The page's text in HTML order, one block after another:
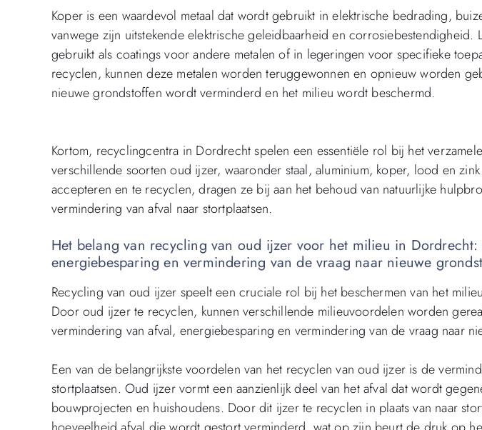
Koper is een waardevol metaal dat wordt gebruikt in elektrische bedrading,
vanwege zijn uitstekende elektrische geleidbaarheid en corrosiebestendigheid.
gebruikt als coatings voor andere metalen of in legeringen voor specifieke
recyclen, kunnen deze metalen worden teruggewonnen en opnieuw worden
nieuwe grondstoffen wordt verminderd en het milieu wordt beschermd.
Kortom, recyclingcentra in Dordrecht spelen een essentiële rol bij het
verschillende soorten oud ijzer, waaronder staal, aluminium, koper, lood en
accepteren en te recyclen, dragen ze bij aan het behoud van natuurlijke
vermindering van afval naar stortplaatsen.
Het belang van recycling van oud ijzer voor het milieu in
energiebesparing en vermindering van de vraag naar nieuwe
Recycling van oud ijzer speelt een cruciale rol bij het beschermen van het
Door oud ijzer te recyclen, kunnen verschillende milieuvoordelen worden
vermindering van afval, energiebesparing en vermindering van de vraag naar
Een van de belangrijkste voordelen van het recyclen van oud ijzer is de
stortplaatsen. Oud ijzer vormt een aanzienlijk deel van het afval dat wordt
bouwprojecten en huishoudens. Door dit ijzer te recyclen in plaats van naar